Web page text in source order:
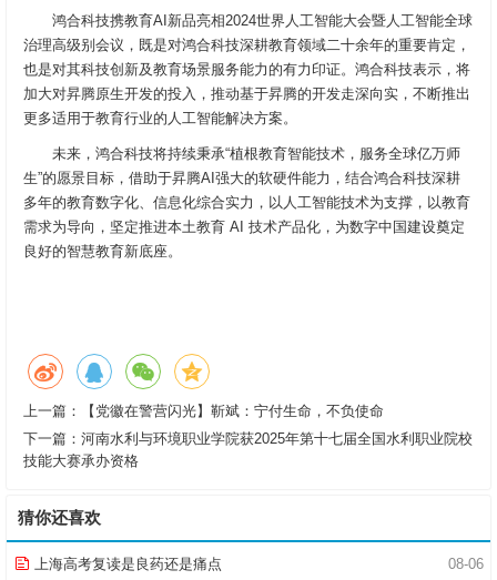
鸿合科技携教育AI新品亮相2024世界人工智能大会暨人工智能全球
治理高级别会议，既是对鸿合科技深耕教育领域二十余年的重要肯定，
也是对其科技创新及教育场景服务能力的有力印证。鸿合科技表示，将
加大对昇腾原生开发的投入，推动基于昇腾的开发走深向实，不断推出
更多适用于教育行业的人工智能解决方案。
未来，鸿合科技将持续秉承“植根教育智能技术，服务全球亿万师
生”的愿景目标，借助于昇腾AI强大的软硬件能力，结合鸿合科技深耕
多年的教育数字化、信息化综合实力，以人工智能技术为支撑，以教育
需求为导向，坚定推进本土教育 AI 技术产品化，为数字中国建设奠定
良好的智慧教育新底座。
上一篇：
【党徽在警营闪光】靳斌：宁付生命，不负使命
下一篇： 河南水利与环境职业学院获2025年第十七届全国水利职业院校
技能大赛承办资格
猜你还喜欢
08-06
上海高考复读是良药还是痛点